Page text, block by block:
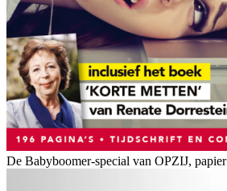
De Babyboomer-special van OPZIJ, papier